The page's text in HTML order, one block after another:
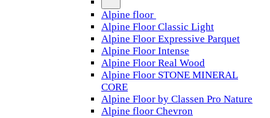
Alpine floor
Alpine Floor Classic Light
Alpine Floor Expressive Parquet
Alpine Floor Intense
Alpine Floor Real Wood
Alpine Floor STONE MINERAL
CORE
Alpine Floor by Classen Pro Nature
Alpine floor Chevron